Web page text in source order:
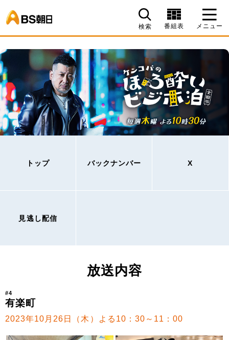
検索 番組表 メニュー
トップ バックナンバー X
見逃し配信
放送内容
#4
有楽町
2023年10月26日（木）よる10：30～11：00